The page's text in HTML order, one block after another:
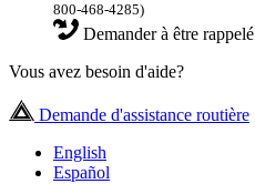
800-468-4285)
Demander à être rappelé
Vous avez besoin d'aide?
Demande d'assistance routière
English
Español